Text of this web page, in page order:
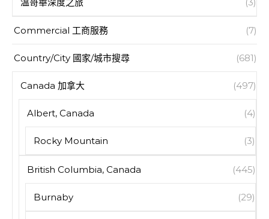
溫哥華深度之旅 (3)
Commercial 工商服務 (7)
Country/City 國家/城市搜尋 (681)
Canada 加拿大 (497)
Albert, Canada (4)
Rocky Mountain (3)
British Columbia, Canada (445)
Burnaby (29)